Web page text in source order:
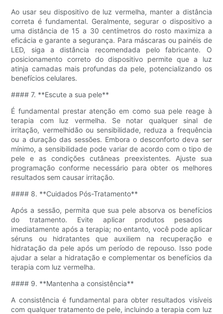
Ao usar seu dispositivo de luz vermelha, manter a distância
correta é fundamental. Geralmente, segurar o dispositivo a
uma distância de 15 a 30 centímetros do rosto maximiza a
eficácia e garante a segurança. Para máscaras ou painéis de
LED, siga a distância recomendada pelo fabricante. O
posicionamento correto do dispositivo permite que a luz
atinja camadas mais profundas da pele, potencializando os
benefícios celulares.
#### 7. **Escute a sua pele**
É fundamental prestar atenção em como sua pele reage à
terapia com luz vermelha. Se notar qualquer sinal de
irritação, vermelhidão ou sensibilidade, reduza a frequência
ou a duração das sessões. Embora o desconforto deva ser
mínimo, a sensibilidade pode variar de acordo com o tipo de
pele e as condições cutâneas preexistentes. Ajuste sua
programação conforme necessário para obter os melhores
resultados sem causar irritação.
#### 8. **Cuidados Pós-Tratamento**
Após a sessão, permita que sua pele absorva os benefícios
do tratamento. Evite aplicar produtos pesados ​​
imediatamente após a terapia; no entanto, você pode aplicar
séruns ou hidratantes que auxiliem na recuperação e
hidratação da pele após um período de repouso. Isso pode
ajudar a selar a hidratação e complementar os benefícios da
terapia com luz vermelha.
#### 9. **Mantenha a consistência**
A consistência é fundamental para obter resultados visíveis
com qualquer tratamento de pele, incluindo a terapia com luz